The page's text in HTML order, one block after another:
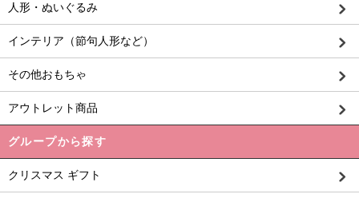
人形・ぬいぐるみ
インテリア（節句人形など）
その他おもちゃ
アウトレット商品
グループから探す
クリスマス ギフト